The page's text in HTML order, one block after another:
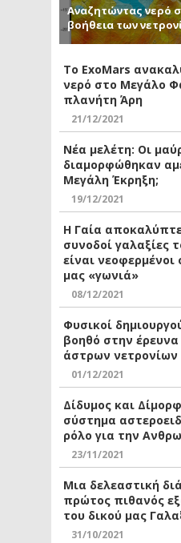
Αναζητώντας νερό
βοήθεια των
Το ExoMars
νερό στο Μεγάλο
πλανήτη Άρη
21/12/2021
Νέα μελέτη: Οι
διαμορφώθηκαν
Μεγάλη Έκρηξη;
19/12/2021
Η Γαία
συνοδοί γαλαξίες
είναι νεοφερμένοι
μας «γωνιά»
08/12/2021
Φυσικοί
βοηθό στην έρευνα
άστρων νετρονίων
01/12/2021
Δίδυμος και
σύστημα
ρόλο για την
23/11/2021
Μια δελεαστική
πρώτος πιθανός
του δικού μας
31/10/2021